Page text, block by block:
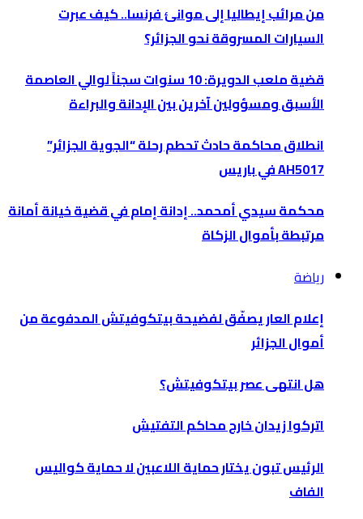
من مرائب إيطاليا إلى موانئ فرنسا.. كيف عبرت
السيارات المسروقة نحو الجزائر؟
قضية ملعب الدويرة: 10 سنوات سجناً لوالي العاصمة
الأسبق ومسؤولين آخرين بين الإدانة والبراءة
انطلاق محاكمة حادث تحطم رحلة “الجوية الجزائر”
AH5017 في باريس
محكمة سيدي أمحمد.. إدانة إمام في قضية خيانة أمانة
مرتبطة بأموال الزكاة
رياضة
إعلام العار يصفّق لفضيحة بيتكوفيتش المدفوعة من
أموال الجزائر
هل انتهى عصر بيتكوفيتش؟
اتركوا زيدان خارج محاكم التفتيش
الرئيس تبون يختار حماية اللاعبين لا حماية كواليس
الفاف